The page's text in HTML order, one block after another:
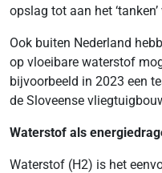
opslag tot aan het ‘tanken’
Ook buiten Nederland
op vloeibare waterstof
bijvoorbeeld in 2023 een
de Sloveense
Waterstof als
Waterstof (H2) is het